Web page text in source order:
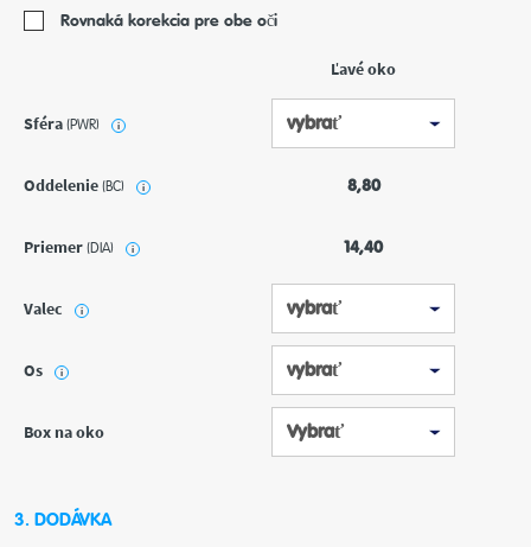
Rovnaká korekcia pre obe oči
Ľavé oko
Sféra(PWR) i
Oddelenie(BC) i 8,80
Priemer(DIA) i 14,40
Valec i
Os i
Box na oko
3. DODÁVKA